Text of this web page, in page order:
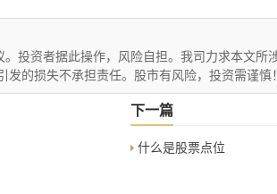
投资者据此操作，风险自担。我司力求本文所
的损失不承担责任。股市有风险，投资需谨慎！
下一篇
什么是股票点位